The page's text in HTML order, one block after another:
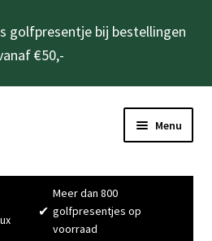
golfpresentje bij bestellingen
€50,-
Menu
✔
Meer dan 800
golfpresentjes op
voorraad